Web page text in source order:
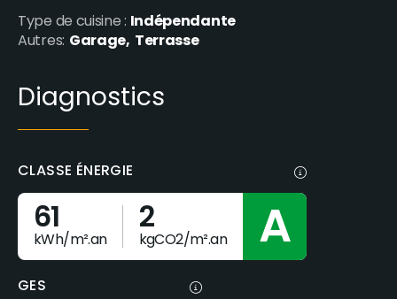
Type de cuisine : Indépendante
Autres: Garage Terrasse
Diagnostics
CLASSE ÉNERGIE
61
kWh/m².an 2
kgCO2/m².an A
GES